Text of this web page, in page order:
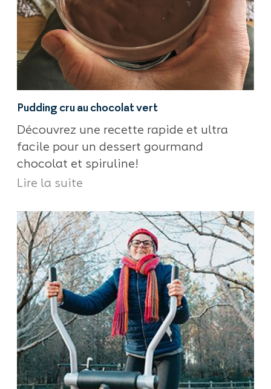
Pudding cru au chocolat vert
Découvrez une recette rapide et ultra
facile pour un dessert gourmand
chocolat et spiruline!
Lire la suite